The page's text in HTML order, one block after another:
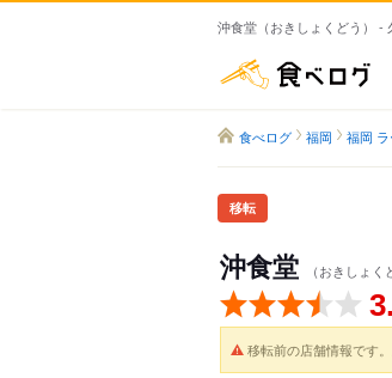
沖食堂（おきしょくどう） -
食べログ 福岡 福岡
移転
沖食堂 （おきしょく
移転前の店舗情報です